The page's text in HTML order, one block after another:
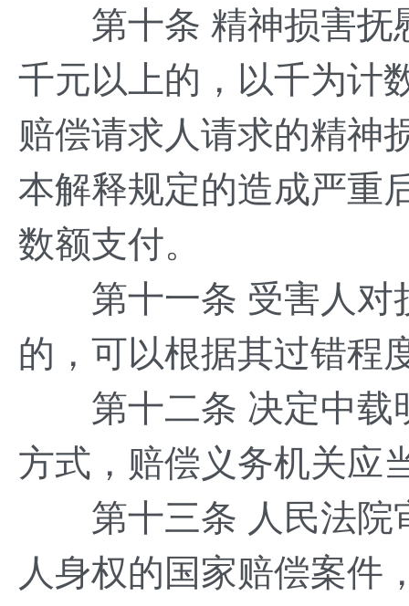
第十条 精神损害抚
千元以上的，以千为计
赔偿请求人请求的精神
本解释规定的造成严重
数额支付。
第十一条 受害人对
的，可以根据其过错程
第十二条 决定中载
方式，赔偿义务机关应
第十三条 人民法院
人身权的国家赔偿案件